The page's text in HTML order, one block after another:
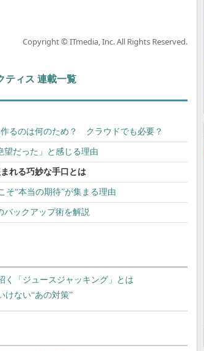
Copyright © ITmedia, Inc. All Rights Reserved.
ティス 連載一覧
るのは何のため？ クラウドでも必要？
望だった」と感じる理由
れる巧妙な手口とは
“本当の期待”が集まる理由
バックアップ術を解説
「ジュースジャッキング」とは
けない“あの対策”